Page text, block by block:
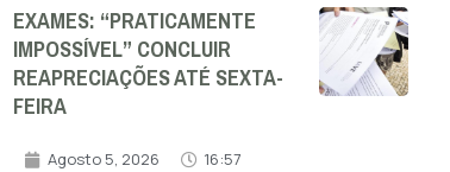
EXAMES: “PRATICAMENTE
IMPOSSÍVEL” CONCLUIR
REAPRECIAÇÕES ATÉ SEXTA-
FEIRA
Agosto 5, 2026 16:57